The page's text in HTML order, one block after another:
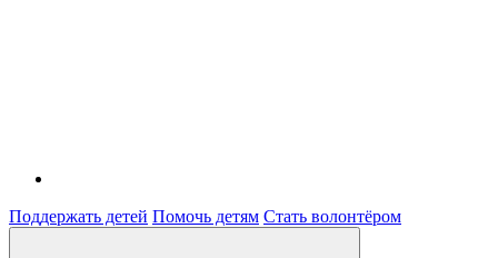
Поддержать детей Помочь детям Стать волонтёром